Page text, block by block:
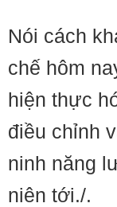
Nói cách
chế hôm
hiện thực
điều chỉnh
ninh năng
niên tới./.